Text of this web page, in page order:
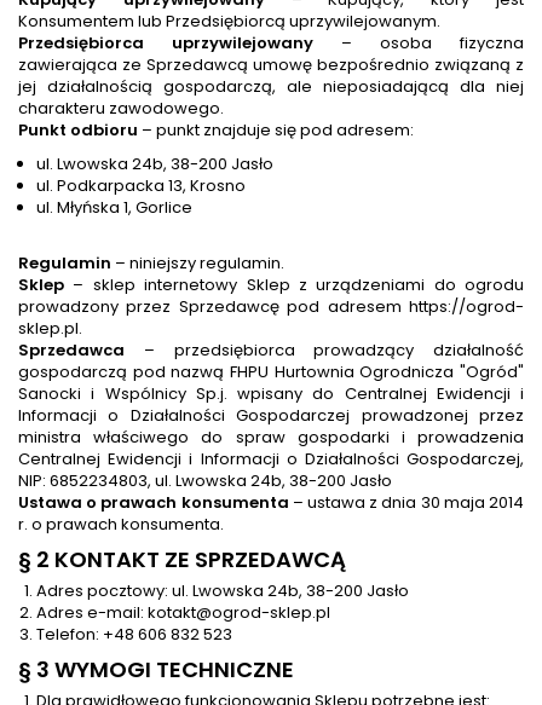
Konsumentem lub Przedsiębiorcą uprzywilejowanym.
Przedsiębiorca uprzywilejowany – osoba fizyczna
zawierająca ze Sprzedawcą umowę bezpośrednio związaną z
jej działalnością gospodarczą, ale nieposiadającą dla niej
charakteru zawodowego.
Punkt odbioru – punkt znajduje się pod adresem:
ul. Lwowska 24b, 38-200 Jasło
ul. Podkarpacka 13, Krosno
ul. Młyńska 1, Gorlice
Regulamin – niniejszy regulamin.
Sklep – sklep internetowy Sklep z urządzeniami do ogrodu
prowadzony przez Sprzedawcę pod adresem https://ogrod-
sklep.pl.
Sprzedawca – przedsiębiorca prowadzący działalność
gospodarczą pod nazwą FHPU Hurtownia Ogrodnicza "Ogród"
Sanocki i Wspólnicy Sp.j. wpisany do Centralnej Ewidencji i
Informacji o Działalności Gospodarczej prowadzonej przez
ministra właściwego do spraw gospodarki i prowadzenia
Centralnej Ewidencji i Informacji o Działalności Gospodarczej,
NIP: 6852234803, ul. Lwowska 24b, 38-200 Jasło
Ustawa o prawach konsumenta – ustawa z dnia 30 maja 2014
r. o prawach konsumenta.
§ 2 KONTAKT ZE SPRZEDAWCĄ
Adres pocztowy: ul. Lwowska 24b, 38-200 Jasło
Adres e-mail: kotakt@ogrod-sklep.pl
Telefon: +48 606 832 523
§ 3 WYMOGI TECHNICZNE